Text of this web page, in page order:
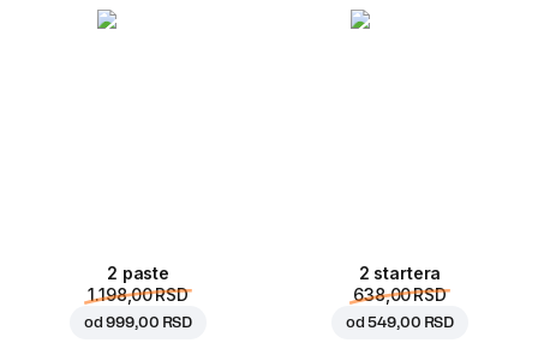
2 paste
1.198,00 RSD
od999,00 RSD
2 startera
638,00 RSD
od549,00 RSD